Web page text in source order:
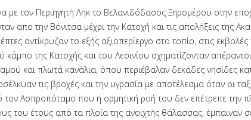
με τον Περιηγητή Ληκ το Βελανιδόδασος Ξηρομέρου στην
απο την Βόνιτσα μέχρι την Κατοχή και τις απολήξεις της
αντίκρυζαν το εξής αξιοπερίεργο στο τοπίο, στις
κάμπο της Κατοχής και του Λεσινίου σχηματίζονταν
και πλωτά κανάλια, όπου περιέβαλαν δεκάδες νησίδες
τις βροχές και την υγρασία με αποτέλεσμα όταν οι
τον Ασπροπόταμο που η ορμητική ροή του δεν επέτρεπε την
του έτους από τα πλοία της ανοιχτής θάλασσας, έμπαιναν